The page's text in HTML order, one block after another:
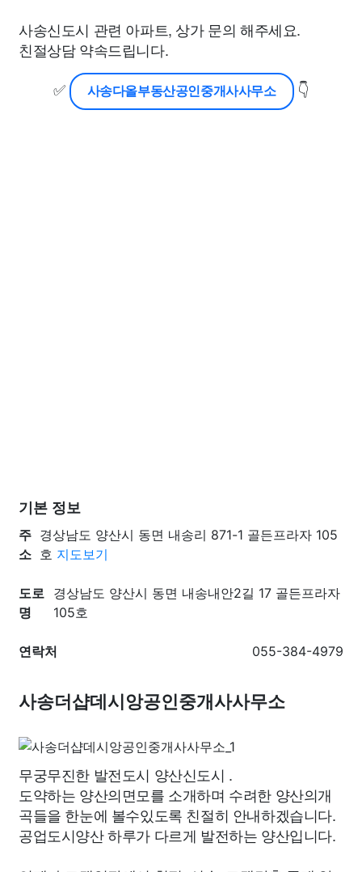
사송신도시 관련 아파트, 상가 문의 해주세요.
친절상담 약속드립니다.
✅
사송다올부동산공인중개사사무소 👇
기본 정보
주
소
경상남도 양산시 동면 내송리 871-1 골든프라자 105
호 지도보기
도로
명
경상남도 양산시 동면 내송내안2길 17 골든프라자
105호
연락처 055-384-4979
사송더샵데시앙공인중개사사무소
무궁무진한 발전도시 양산신도시 .
도약하는 양산의면모를 소개하며 수려한 양산의개
곡들을 한눈에 볼수있도록 친절히 안내하겠습니다.
공업도시양산 하루가 다르게 발전하는 양산입니다.